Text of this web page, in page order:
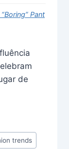
Pant
de
trends